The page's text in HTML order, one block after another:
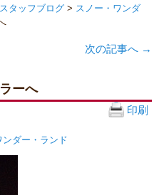
スタッフブログ > スノー・ワンダ
次の記事へ →
ーへ
印刷
ンダー・ランド